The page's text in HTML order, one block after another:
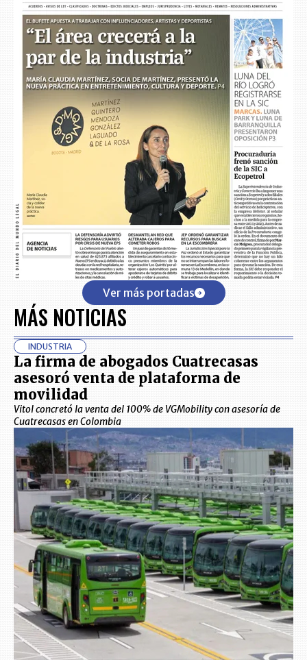
Ver más portadas
MÁS NOTICIAS
INDUSTRIA
La firma de abogados Cuatrecasas
asesoró venta de plataforma de
movilidad
Vitol concretó la venta del 100% de VGMobility con asesoría de
Cuatrecasas en Colombia